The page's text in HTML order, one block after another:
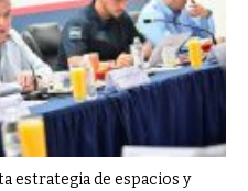
estrategia de espacios y